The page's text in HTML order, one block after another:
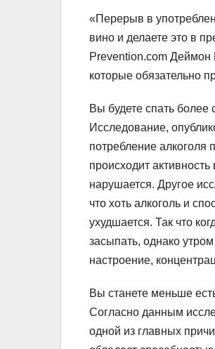
«Перерыв в
вино и делаете это в
Prevention.com
которые обязательно
Вы будете спать более
Исследование,
потребление алкоголя
происходит
нарушается. Другое
что хоть алкоголь и
ухудшается. Так что
засыпать, однако
настроение,
Вы станете меньше
Согласно данным
одной из главных